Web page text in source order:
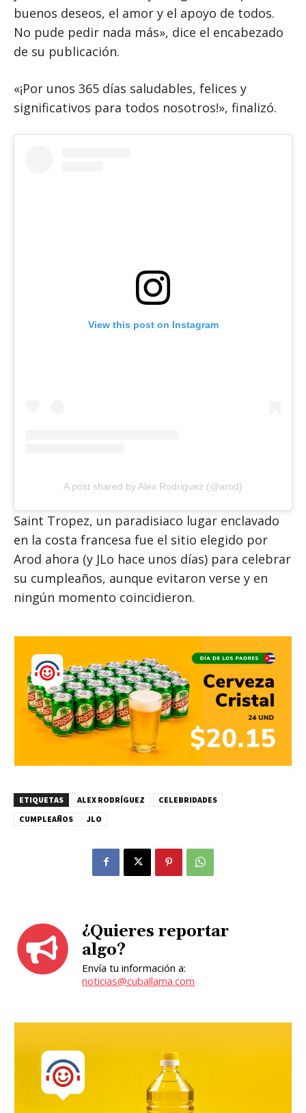
buenos deseos, el amor y el apoyo de todos.
No pude pedir nada más», dice el encabezado
de su publicación.
«¡Por unos 365 días saludables, felices y
significativos para todos nosotros!», finalizó.
View this post on Instagram
A post shared by Alex Rodriguez (@arod)
Saint Tropez, un paradisiaco lugar enclavado
en la costa francesa fue el sitio elegido por
Arod ahora (y JLo hace unos días) para celebrar
su cumpleaños, aunque evitaron verse y en
ningún momento coincidieron.
ETIQUETAS ALEX RODRÍGUEZ
CELEBRIDADES
CUMPLEAÑOS
JLO
¿Quieres reportar
algo?
Envía tu información a:
noticias@cuballama.com